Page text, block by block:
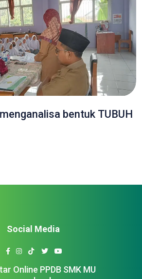
bentuk TUBUH
Online PPDB SMK MU
Social Media